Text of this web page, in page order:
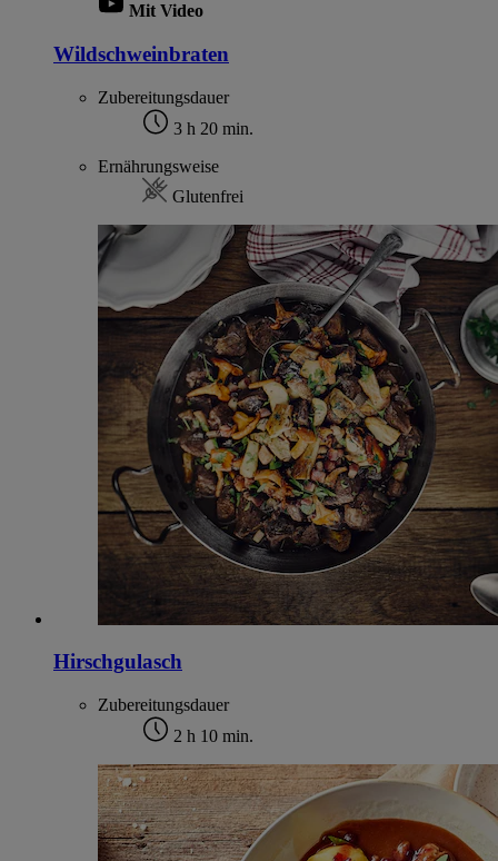
Mit Video
Wildschweinbraten
Zubereitungsdauer
3 h 20 min.
Ernährungsweise
Glutenfrei
Hirschgulasch
Zubereitungsdauer
2 h 10 min.